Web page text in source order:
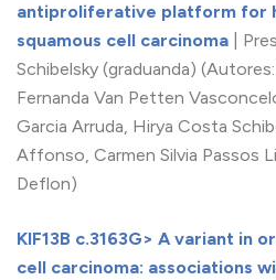
antiproliferative platform for
squamous cell carcinoma |
Schibelsky (graduanda)
Fernanda Van Petten
Garcia Arruda, Hirya Costa
Affonso, Carmen Silvia Passos
Deflon)
KIF13B c.3163G> A variant in
cell carcinoma: associations